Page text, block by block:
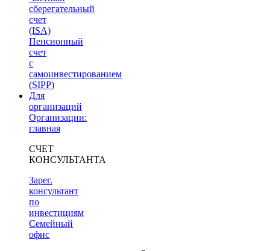
сберегательный
счет
(ISA)
Пенсионный
счет
с
самоинвестированием
(SIPP)
Для
организаций
Организации:
главная
СЧЕТ
КОНСУЛЬТАНТА
Зарег.
консультант
по
инвестициям
Семейный
офис